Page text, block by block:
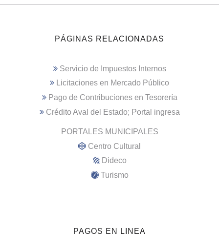
PÁGINAS RELACIONADAS
Servicio de Impuestos Internos
Licitaciones en Mercado Público
Pago de Contribuciones en Tesorería
Crédito Aval del Estado; Portal ingresa
PORTALES MUNICIPALES
Centro Cultural
Dideco
Turismo
PAGOS EN LINEA